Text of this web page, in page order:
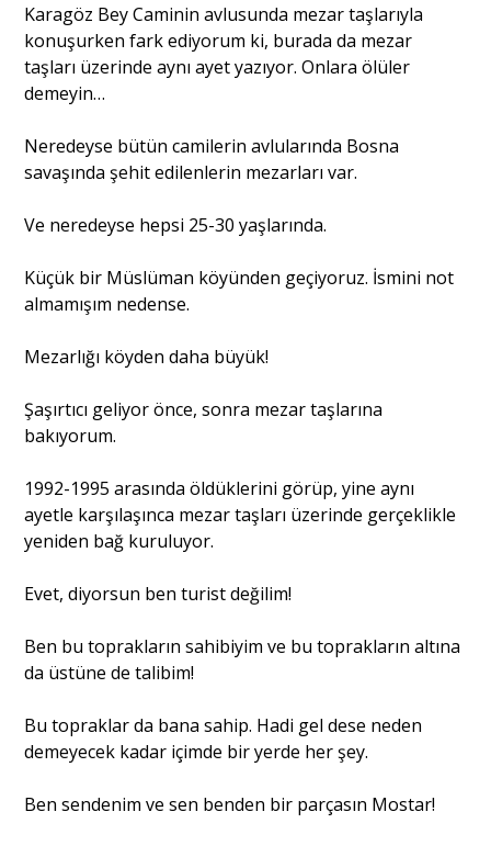
Karagöz Bey Caminin avlusunda mezar taşlarıyla
konuşurken fark ediyorum ki, burada da mezar
taşları üzerinde aynı ayet yazıyor. Onlara ölüler
demeyin…
Neredeyse bütün camilerin avlularında Bosna
savaşında şehit edilenlerin mezarları var.
Ve neredeyse hepsi 25-30 yaşlarında.
Küçük bir Müslüman köyünden geçiyoruz. İsmini not
almamışım nedense.
Mezarlığı köyden daha büyük!
Şaşırtıcı geliyor önce, sonra mezar taşlarına
bakıyorum.
1992-1995 arasında öldüklerini görüp, yine aynı
ayetle karşılaşınca mezar taşları üzerinde gerçeklikle
yeniden bağ kuruluyor.
Evet, diyorsun ben turist değilim!
Ben bu toprakların sahibiyim ve bu toprakların altına
da üstüne de talibim!
Bu topraklar da bana sahip. Hadi gel dese neden
demeyecek kadar içimde bir yerde her şey.
Ben sendenim ve sen benden bir parçasın Mostar!